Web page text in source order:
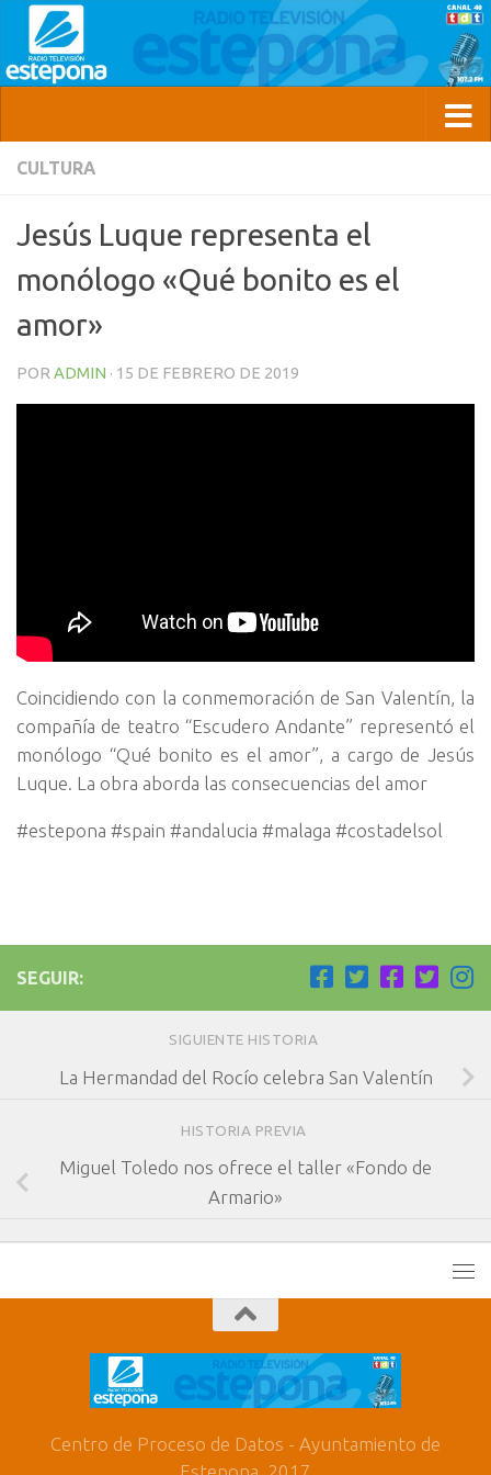
CULTURA
Jesús Luque representa el
monólogo «Qué bonito es el
amor»
POR ADMIN · 15 DE FEBRERO DE 2019
Coincidiendo con la conmemoración de San Valentín, la
compañía de teatro “Escudero Andante” representó el
monólogo “Qué bonito es el amor”, a cargo de Jesús
Luque. La obra aborda las consecuencias del amor
#estepona #spain #andalucia #malaga #costadelsol
SEGUIR:
SIGUIENTE HISTORIA
La Hermandad del Rocío celebra San Valentín
HISTORIA PREVIA
Miguel Toledo nos ofrece el taller «Fondo de
Armario»
Centro de Proceso de Datos - Ayuntamiento de